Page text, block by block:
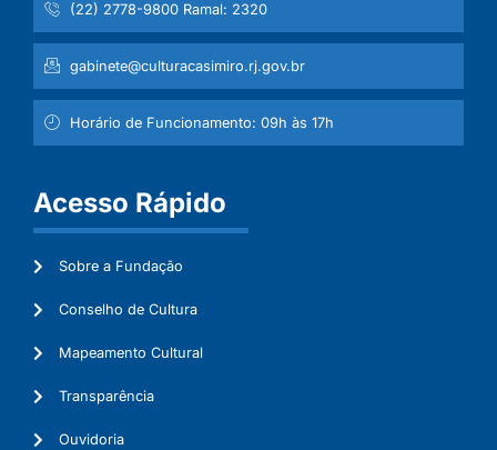
(22) 2778-9800 Ramal: 2320
gabinete@culturacasimiro.rj.gov.br
Horário de Funcionamento: 09h às 17h
Acesso Rápido
Sobre a Fundação
Conselho de Cultura
Mapeamento Cultural
Transparência
Ouvidoria